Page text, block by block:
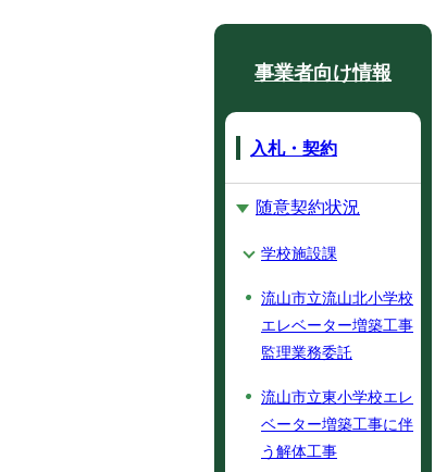
事業者向け情報
入札・契約
随意契約状況
学校施設課
流山市立流山北小学校
エレベーター増築工事
監理業務委託
流山市立東小学校エレ
ベーター増築工事に伴
う解体工事